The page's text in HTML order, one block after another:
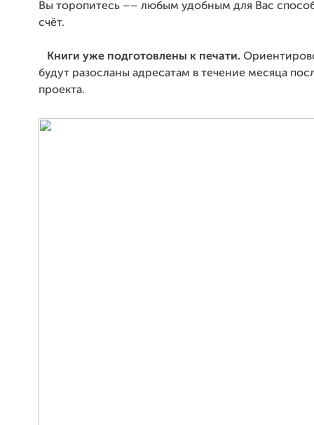
Вы торопитесь –– любым удобным для Вас
счёт.
Книги уже подготовлены к печати.
будут разосланы адресатам в течение месяца
проекта.